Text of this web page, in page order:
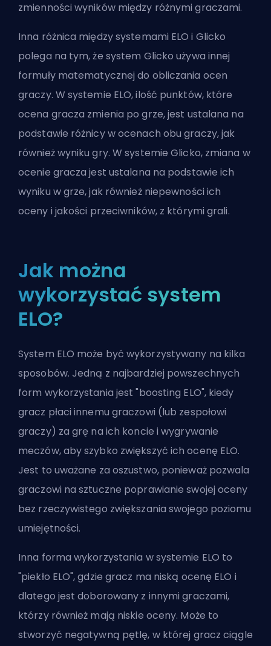
zmienności wyników między różnymi graczami.
Inna różnica między systemami ELO i Glicko
polega na tym, że system Glicko używa innej
formuły matematycznej do obliczania ocen
graczy. W systemie ELO, ilość punktów, które
ocena gracza zmienia po grze, jest ustalana na
podstawie różnicy w ocenach obu graczy, jak
również wyniku gry. W systemie Glicko, zmiana w
ocenie gracza jest ustalana na podstawie ich
wyniku w grze, jak również niepewności ich
oceny i jakości przeciwników, z którymi grali.
Jak można
wykorzystać system
ELO?
System ELO może być wykorzystywany na kilka
sposobów. Jedną z najbardziej powszechnych
form wykorzystania jest "boosting ELO", kiedy
gracz płaci innemu graczowi (lub zespołowi
graczy) za grę na ich koncie i wygrywanie
meczów, aby szybko zwiększyć ich ocenę ELO.
Jest to uważane za oszustwo, ponieważ pozwala
graczowi na sztuczne poprawianie swojej oceny
bez rzeczywistego zwiększania swojego poziomu
umiejętności.
Inna forma wykorzystania w systemie ELO to
"piekło ELO", gdzie gracz ma niską ocenę ELO i
dlatego jest doborowany z innymi graczami,
którzy również mają niskie oceny. Może to
stworzyć negatywną pętlę, w której gracz ciągle